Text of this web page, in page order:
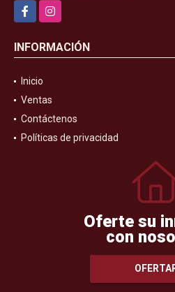
FacebookInstagram
INFORMACIÓN
Inicio
Ventas
Contáctenos
Políticas de privacidad
Oferte su
con